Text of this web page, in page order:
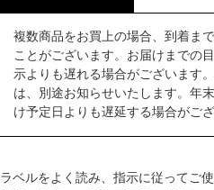
複数商品をお買上の場合、到着ま
ことがございます。お届けまでの
示よりも遅れる場合がございます
は、別途お知らせいたします。年
け予定日よりも遅延する場合がござ
ラベルをよく読み、指示に従ってご